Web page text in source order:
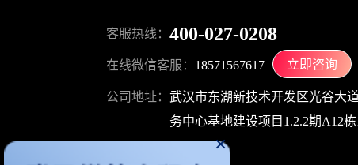
×
客服热线：400-027-0208
在线微信客服： 18571567617 立即咨询
公司地址：武汉市东湖新技术开发区光谷大
务中心基地建设项目1.2.2期A12栋